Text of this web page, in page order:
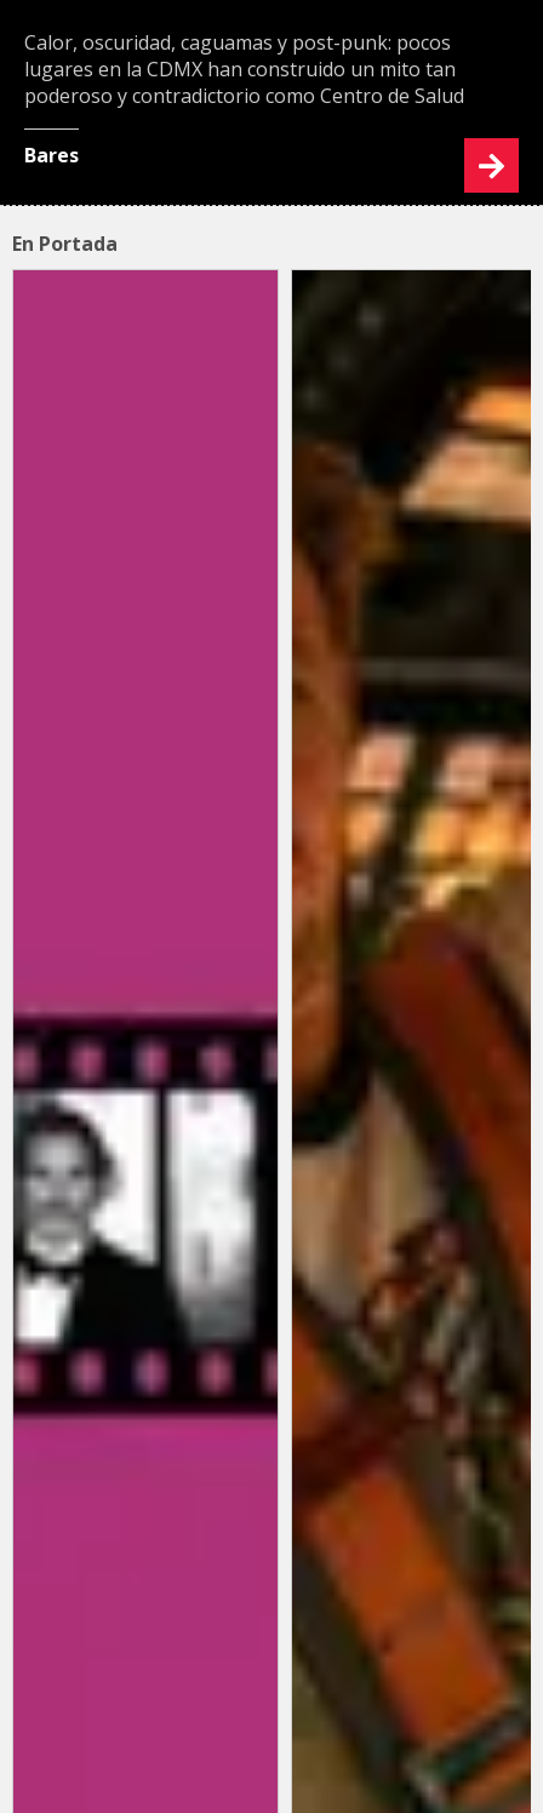
Calor, oscuridad, caguamas y post-punk: pocos
lugares en la CDMX han construido un mito tan
poderoso y contradictorio como Centro de Salud
Bares
En Portada